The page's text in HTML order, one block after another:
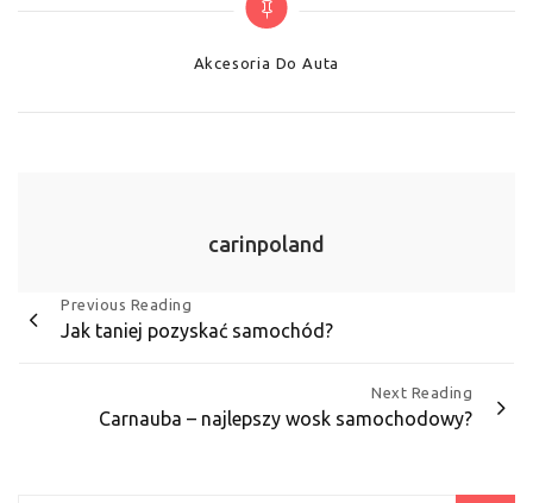
Categories
Akcesoria Do Auta
carinpoland
Nawigacja
Previous Reading
Jak taniej pozyskać samochód?
Next Reading
Carnauba – najlepszy wosk samochodowy?